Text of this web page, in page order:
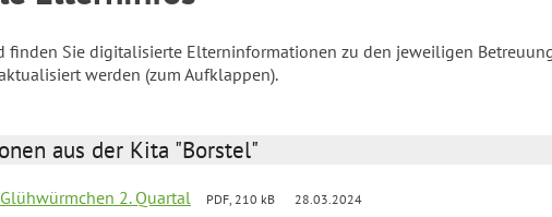
finden Sie digitalisierte Elterninformationen zu den jeweiligen
werden (zum Aufklappen).
aus der Kita "Borstel"
2. Quartal PDF, 210 kB 28.03.2024